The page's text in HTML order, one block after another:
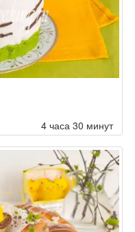
4 часа 30 минут